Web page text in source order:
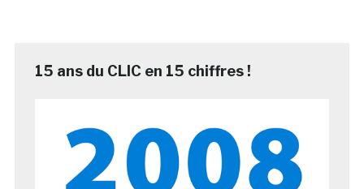
15 ans du CLIC en 15 chiffres !